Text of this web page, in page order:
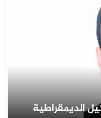
الديمقراطية